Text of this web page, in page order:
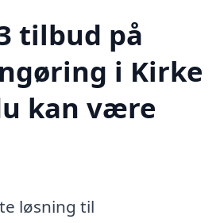
tilbud på
i Kirke
kan være
løsning til